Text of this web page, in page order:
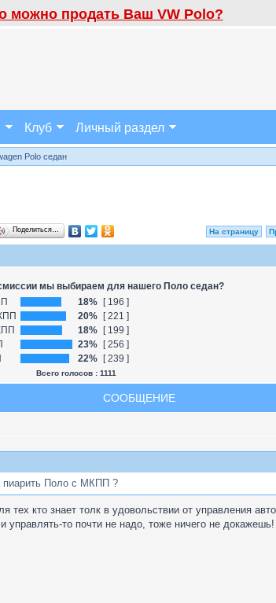
можно продать Ваш VW Polo?
Клуб Личный раздел
Polo седан
Поделиться… На страницу
мы выбираем для нашего Поло седан?
18%
[ 196 ]
20%
[ 221 ]
18%
[ 199 ]
23%
[ 256 ]
22% [ 239 ]
Всего голосов : 1111
СООБЩЕНИЕ
пиарить Поло с МКПП ?
кто знает толк в удовольствии от управления
то почти не надо, тоже ничего не докажешь!